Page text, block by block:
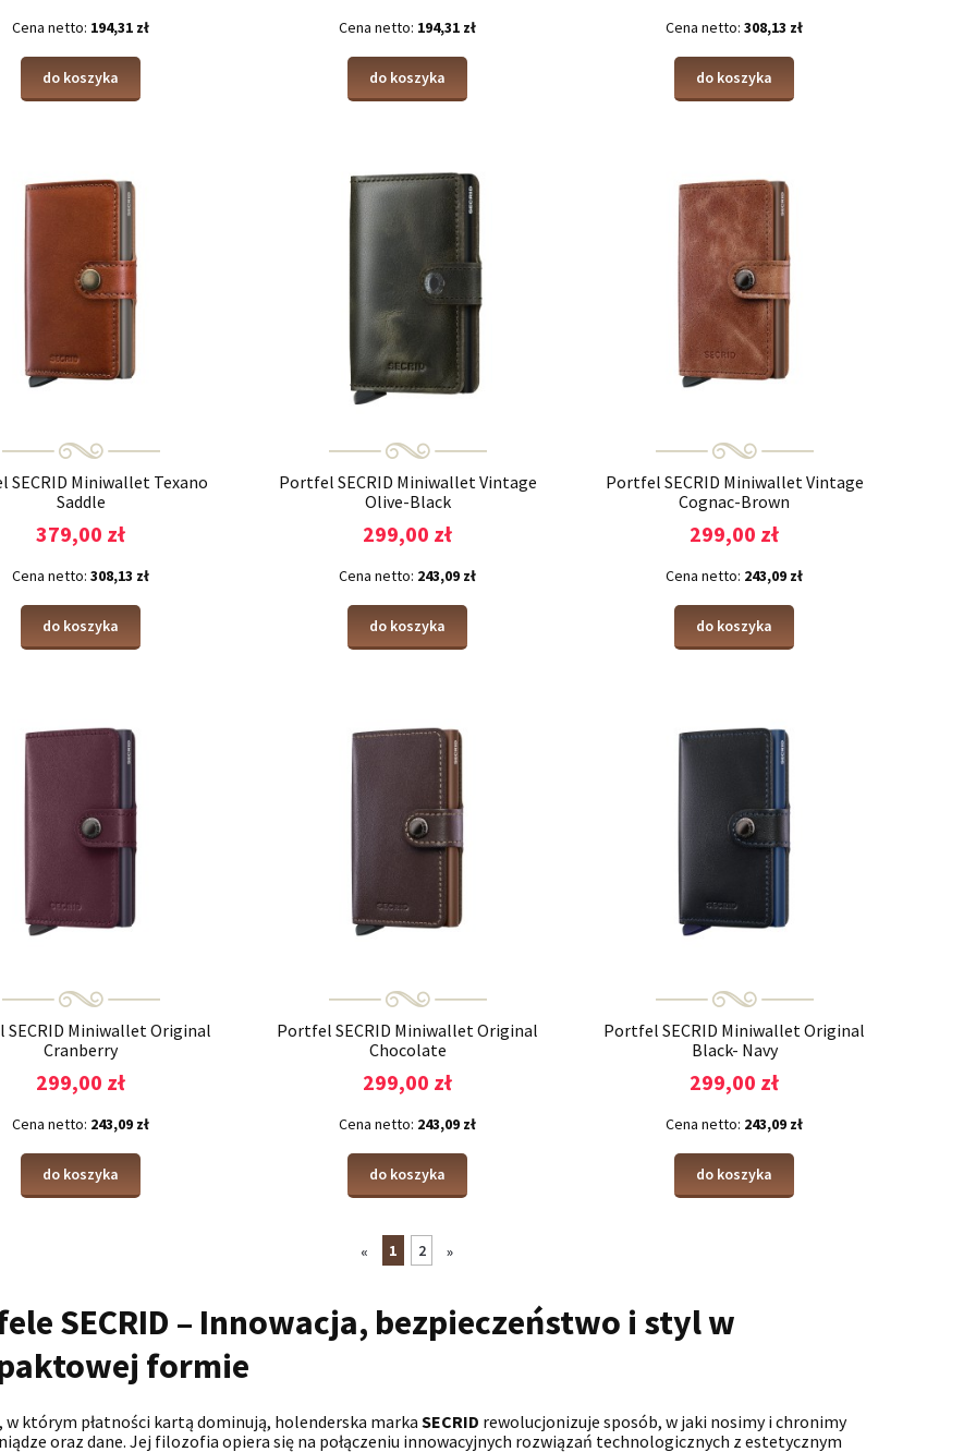
Cena netto: 194,31 zł
do koszyka
Cena netto: 194,31 zł
do koszyka
Cena netto: 308,13 zł
do koszyka
SECRID Miniwallet Texano
Saddle
379,00 zł
Cena netto: 308,13 zł
do koszyka
Portfel SECRID Miniwallet Vintage
Olive-Black
299,00 zł
Cena netto: 243,09 zł
do koszyka
Portfel SECRID Miniwallet Vintage
Cognac-Brown
299,00 zł
Cena netto: 243,09 zł
do koszyka
Miniwallet Original
Cranberry
299,00 zł
Cena netto: 243,09 zł
do koszyka
Portfel SECRID Miniwallet Original
Chocolate
299,00 zł
Cena netto: 243,09 zł
do koszyka
Portfel SECRID Miniwallet Original
Black- Navy
299,00 zł
Cena netto: 243,09 zł
do koszyka
« 1 2 »
SECRID – Innowacja, bezpieczeństwo i styl w
formie
w którym płatności kartą dominują, holenderska marka SECRID rewolucjonizuje sposób, w jaki nosimy i chronimy
oraz dane. Jej filozofia opiera się na połączeniu innowacyjnych rozwiązań technologicznych z estetycznym